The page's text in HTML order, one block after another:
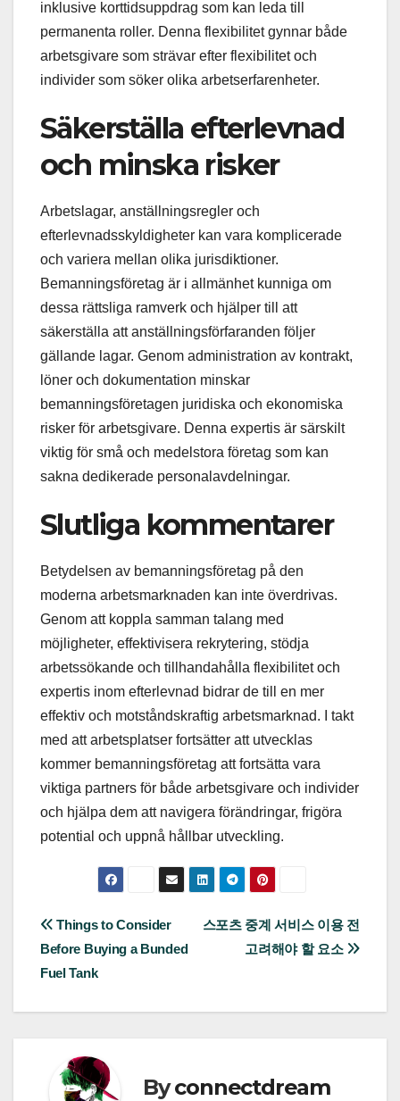
inklusive korttidsuppdrag som kan leda till
permanenta roller. Denna flexibilitet gynnar både
arbetsgivare som strävar efter flexibilitet och
individer som söker olika arbetserfarenheter.
Säkerställa efterlevnad
och minska risker
Arbetslagar, anställningsregler och
efterlevnadsskyldigheter kan vara komplicerade
och variera mellan olika jurisdiktioner.
Bemanningsföretag är i allmänhet kunniga om
dessa rättsliga ramverk och hjälper till att
säkerställa att anställningsförfaranden följer
gällande lagar. Genom administration av kontrakt,
löner och dokumentation minskar
bemanningsföretagen juridiska och ekonomiska
risker för arbetsgivare. Denna expertis är särskilt
viktig för små och medelstora företag som kan
sakna dedikerade personalavdelningar.
Slutliga kommentarer
Betydelsen av bemanningsföretag på den
moderna arbetsmarknaden kan inte överdrivas.
Genom att koppla samman talang med
möjligheter, effektivisera rekrytering, stödja
arbetssökande och tillhandahålla flexibilitet och
expertis inom efterlevnad bidrar de till en mer
effektiv och motståndskraftig arbetsmarknad. I takt
med att arbetsplatser fortsätter att utvecklas
kommer bemanningsföretag att fortsätta vara
viktiga partners för både arbetsgivare och individer
och hjälpa dem att navigera förändringar, frigöra
potential och uppnå hållbar utveckling.
Post
navigation
스포츠 중계 서비스 이용 전
고려해야 할 요소
Things to Consider
Before Buying a Bunded
Fuel Tank
Byconnectdream